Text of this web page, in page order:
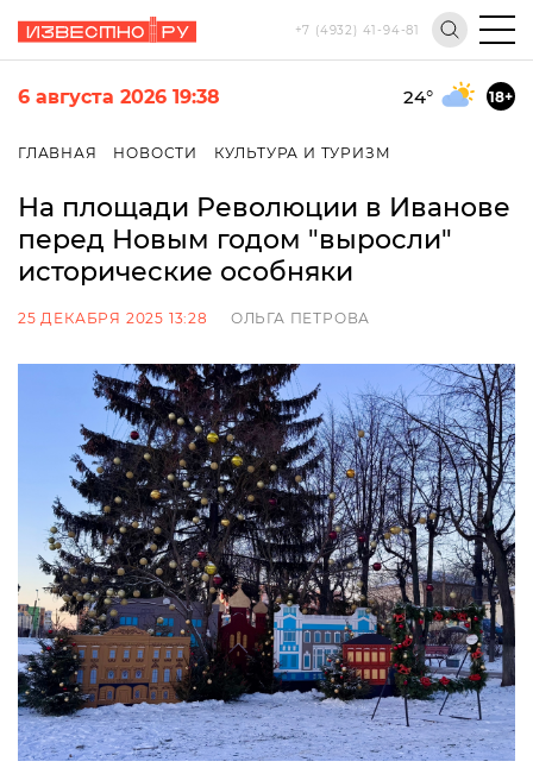
+7 (4932) 41-94-81
6 августа 2026 19:38 24° 18+
ГЛАВНАЯ НОВОСТИ КУЛЬТУРА И ТУРИЗМ
На площади Революции в Иванове
перед Новым годом "выросли"
исторические особняки
25 ДЕКАБРЯ 2025 13:28 ОЛЬГА ПЕТРОВА